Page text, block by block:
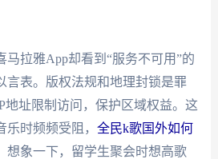
马拉雅App却看到“服务不可用”的
言表。版权法规和地理封锁是罪
址限制访问，保护区域权益。这
时频频受阻， 全民k歌国外如何
想象一下，留学生聚会时想高歌